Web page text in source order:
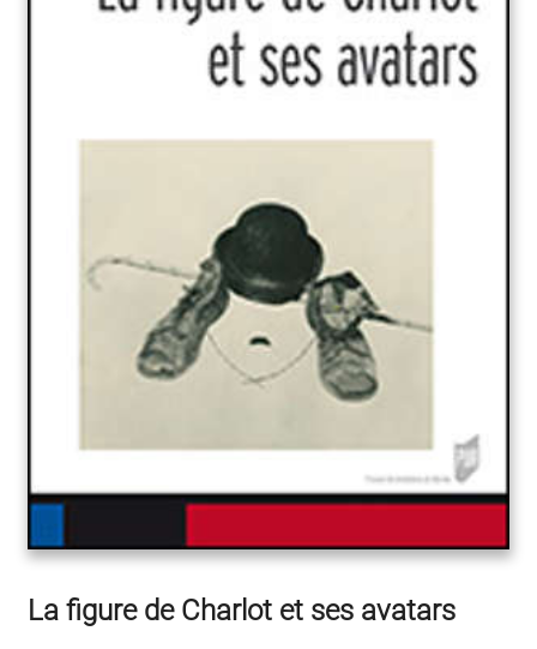
La figure de Charlot et ses avatars